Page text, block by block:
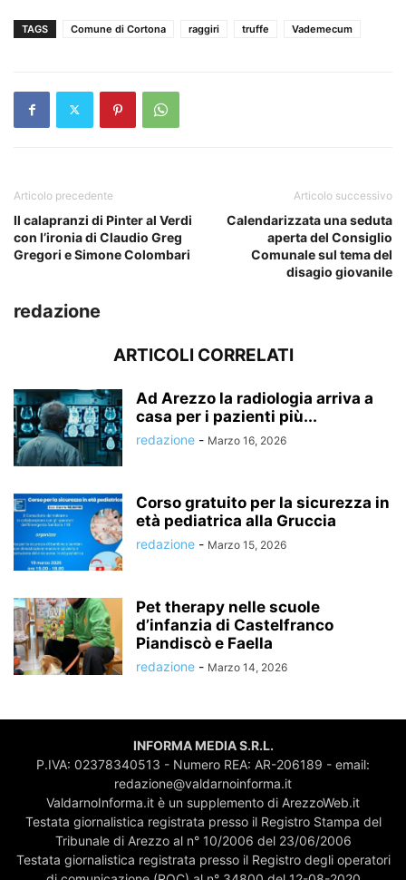
TAGS Comune di Cortona raggiri truffe Vademecum
Articolo precedente
Il calapranzi di Pinter al Verdi
con l’ironia di Claudio Greg
Gregori e Simone Colombari
Articolo successivo
Calendarizzata una seduta
aperta del Consiglio
Comunale sul tema del
disagio giovanile
redazione
ARTICOLI CORRELATI
Ad Arezzo la radiologia arriva a
casa per i pazienti più...
redazione - Marzo 16, 2026
Corso gratuito per la sicurezza in
età pediatrica alla Gruccia
redazione - Marzo 15, 2026
Pet therapy nelle scuole
d’infanzia di Castelfranco
Piandiscò e Faella
redazione - Marzo 14, 2026
INFORMA MEDIA S.R.L.
P.IVA: 02378340513 - Numero REA: AR-206189 - email:
redazione@valdarnoinforma.it
ValdarnoInforma.it è un supplemento di ArezzoWeb.it
Testata giornalistica registrata presso il Registro Stampa del
Tribunale di Arezzo al n° 10/2006 del 23/06/2006
Testata giornalistica registrata presso il Registro degli operatori